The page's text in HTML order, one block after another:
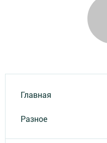
Главная
Разное